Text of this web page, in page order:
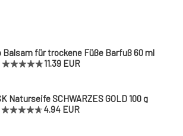
Balsam für trockene Füße Barfuß 60 ml
11.39 EUR
Naturseife SCHWARZES GOLD 100 g
4.94 EUR